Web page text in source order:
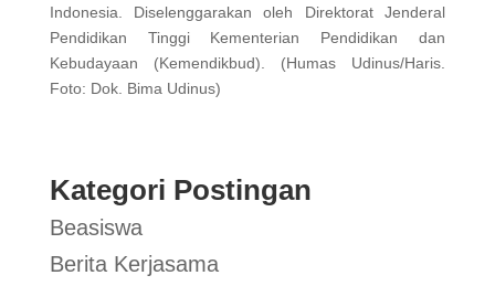
Indonesia. Diselenggarakan oleh Direktorat Jenderal
Pendidikan Tinggi Kementerian Pendidikan dan
Kebudayaan (Kemendikbud). (Humas Udinus/Haris.
Foto: Dok. Bima Udinus)
Kategori Postingan
Beasiswa
Berita Kerjasama